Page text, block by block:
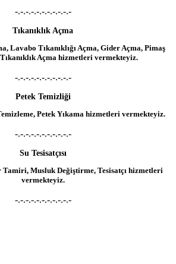
-.-.-.-.-.-.-.-.-.-.-
Tıkanıklık Açma
Lavabo Tıkanıklığı Açma, Gider Açma, Pimaş
Açma hizmetleri vermekteyiz.
-.-.-.-.-.-.-.-.-.-.-
Petek Temizliği
Petek Yıkama hizmetleri vermekteyiz.
-.-.-.-.-.-.-.-.-.-.-
Su Tesisatçısı
Tamiri, Musluk Değiştirme, Tesisatçı hizmetleri
vermekteyiz.
-.-.-.-.-.-.-.-.-.-.-